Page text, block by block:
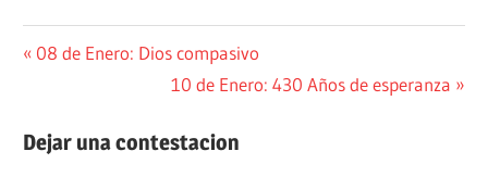
Navegación
entradas
Entrada
08 de Enero: Dios compasivo
Siguiente
10 de Enero: 430 Años de esperanza
Dejar una contestacion